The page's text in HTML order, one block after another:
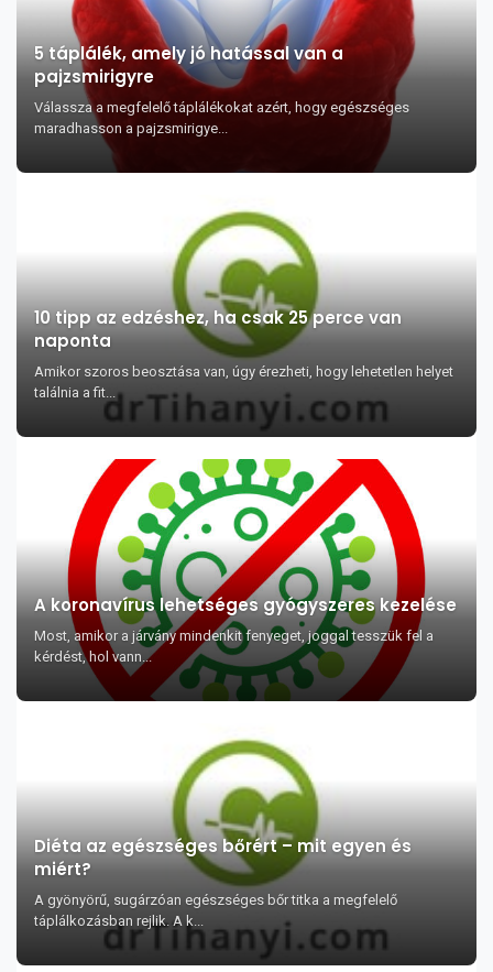
5 táplálék, amely jó hatással van a
pajzsmirigyre
Válassza a megfelelő táplálékokat azért, hogy egészséges
maradhasson a pajzsmirigye...
10 tipp az edzéshez, ha csak 25 perce van
naponta
Amikor szoros beosztása van, úgy érezheti, hogy lehetetlen helyet
találnia a fit...
A koronavírus lehetséges gyógyszeres kezelése
Most, amikor a járvány mindenkit fenyeget, joggal tesszük fel a
kérdést, hol vann...
Diéta az egészséges bőrért – mit egyen és
miért?
A gyönyörű, sugárzóan egészséges bőr titka a megfelelő
táplálkozásban rejlik. A k...